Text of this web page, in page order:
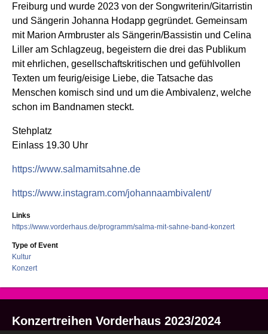
Freiburg und wurde 2023 von der Songwriterin/Gitarristin
und Sängerin Johanna Hodapp gegründet. Gemeinsam
mit Marion Armbruster als Sängerin/Bassistin und Celina
Liller am Schlagzeug, begeistern die drei das Publikum
mit ehrlichen, gesellschaftskritischen und gefühlvollen
Texten um feurig/eisige Liebe, die Tatsache das
Menschen komisch sind und um die Ambivalenz, welche
schon im Bandnamen steckt.
Stehplatz
Einlass 19.30 Uhr
https://www.salmamitsahne.de
https://www.instagram.com/johannaambivalent/
Links
https://www.vorderhaus.de/programm/salma-mit-sahne-band-konzert
Type of Event
Kultur
Konzert
Konzertreihen Vorderhaus 2023/2024